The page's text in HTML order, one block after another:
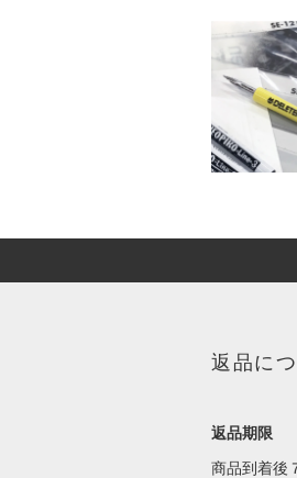
返品に
返品期限
商品到着後